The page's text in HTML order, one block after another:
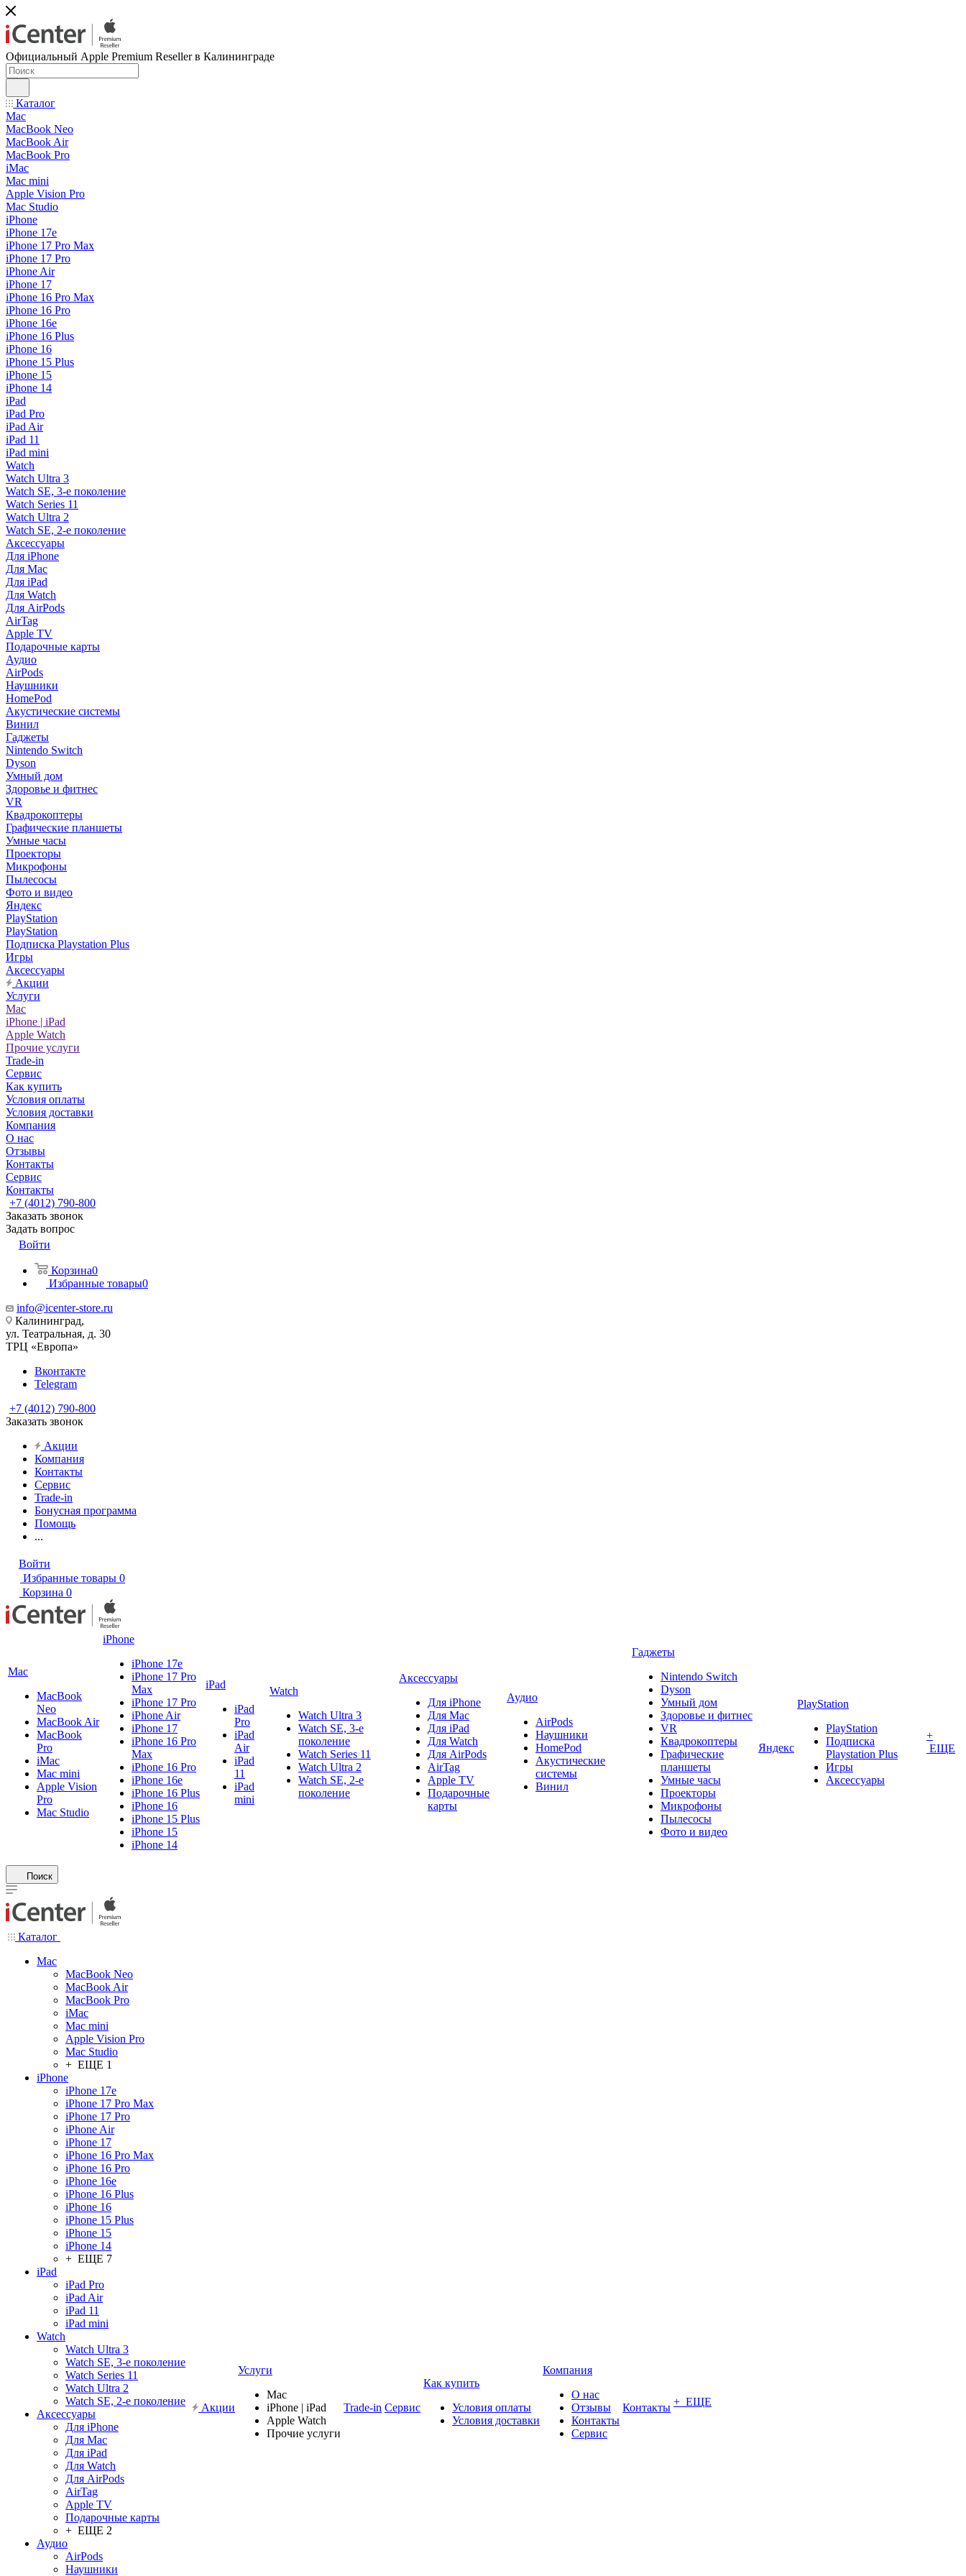
Официальный Apple Premium Reseller в Калининграде
Каталог
Mac
MacBook Neo
MacBook Air
MacBook Pro
iMac
Mac mini
Apple Vision Pro
Mac Studio
iPhone
iPhone 17e
iPhone 17 Pro Max
iPhone 17 Pro
iPhone Air
iPhone 17
iPhone 16 Pro Max
iPhone 16 Pro
iPhone 16e
iPhone 16 Plus
iPhone 16
iPhone 15 Plus
iPhone 15
iPhone 14
iPad
iPad Pro
iPad Air
iPad 11
iPad mini
Watch
Watch Ultra 3
Watch SE, 3-е поколение
Watch Series 11
Watch Ultra 2
Watch SE, 2-е поколение
Аксессуары
Для iPhone
Для Mac
Для iPad
Для Watch
Для AirPods
AirTag
Apple TV
Подарочные карты
Аудио
AirPods
Наушники
HomePod
Акустические системы
Винил
Гаджеты
Nintendo Switch
Dyson
Умный дом
Здоровье и фитнес
VR
Квадрокоптеры
Графические планшеты
Умные часы
Проекторы
Микрофоны
Пылесосы
Фото и видео
Яндекс
PlayStation
PlayStation
Подписка Playstation Plus
Игры
Аксессуары
Акции
Услуги
Mac
iPhone | iPad
Apple Watch
Прочие услуги
Trade-in
Сервис
Как купить
Условия оплаты
Условия доставки
Компания
О нас
Отзывы
Контакты
Сервис
Контакты
+7 (4012) 790-800
Заказать звонок
Задать вопрос
Войти
Корзина0
Избранные товары0
info@icenter-store.ru
Калининград,
ул. Театральная, д. 30
ТРЦ «Европа»
Вконтакте
Telegram
+7 (4012) 790-800
Заказать звонок
Акции
Компания
Контакты
Сервис
Trade-in
Бонусная программа
Помощь
...
Войти
Избранные товары 0
Корзина 0
Mac
MacBook
Neo
MacBook Air
MacBook
Pro
iMac
Mac mini
Apple Vision
Pro
Mac Studio
iPhone
iPhone 17e
iPhone 17 Pro
Max
iPhone 17 Pro
iPhone Air
iPhone 17
iPhone 16 Pro
Max
iPhone 16 Pro
iPhone 16e
iPhone 16 Plus
iPhone 16
iPhone 15 Plus
iPhone 15
iPhone 14
iPad
iPad
Pro
iPad
Air
iPad
11
iPad
mini
Watch
Watch Ultra 3
Watch SE, 3-е
поколение
Watch Series 11
Watch Ultra 2
Watch SE, 2-е
поколение
Аксессуары
Для iPhone
Для Mac
Для iPad
Для Watch
Для AirPods
AirTag
Apple TV
Подарочные
карты
Аудио
AirPods
Наушники
HomePod
Акустические
системы
Винил
Гаджеты
Nintendo Switch
Dyson
Умный дом
Здоровье и фитнес
VR
Квадрокоптеры
Графические
планшеты
Умные часы
Проекторы
Микрофоны
Пылесосы
Фото и видео
Яндекс
PlayStation
PlayStation
Подписка
Playstation Plus
Игры
Аксессуары
+
ЕЩЕ
Поиск
Каталог
Mac
MacBook Neo
MacBook Air
MacBook Pro
iMac
Mac mini
Apple Vision Pro
Mac Studio
+ ЕЩЕ 1
iPhone
iPhone 17e
iPhone 17 Pro Max
iPhone 17 Pro
iPhone Air
iPhone 17
iPhone 16 Pro Max
iPhone 16 Pro
iPhone 16e
iPhone 16 Plus
iPhone 16
iPhone 15 Plus
iPhone 15
iPhone 14
+ ЕЩЕ 7
iPad
iPad Pro
iPad Air
iPad 11
iPad mini
Watch
Watch Ultra 3
Watch SE, 3-е поколение
Watch Series 11
Watch Ultra 2
Watch SE, 2-е поколение
Аксессуары
Для iPhone
Для Mac
Для iPad
Для Watch
Для AirPods
AirTag
Apple TV
Подарочные карты
+ ЕЩЕ 2
Аудио
AirPods
Наушники
Акции
Услуги
Mac
iPhone | iPad
Apple Watch
Прочие услуги
Trade-in Сервис
Как купить
Условия оплаты
Условия доставки
Компания
О нас
Отзывы
Контакты
Сервис
Контакты + ЕЩЕ